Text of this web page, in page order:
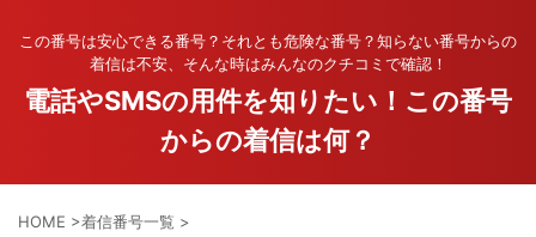
この番号は安心できる番号？それとも危険な番号？知らない番号からの
着信は不安、そんな時はみんなのクチコミで確認！
電話やSMSの用件を知りたい！この番号
からの着信は何？
HOME >着信番号一覧 >